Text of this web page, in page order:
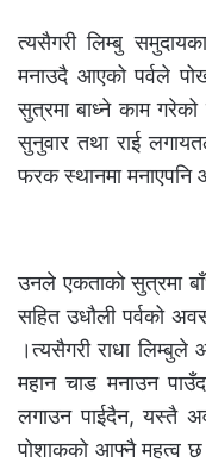
त्यसैगरी लिम्बु
मनाउदै आएको पर्वले
सुत्रमा बाध्ने काम
सुनुवार तथा राई
फरक स्थानमा मनाएपनि
उनले एकताको सुत्रमा
सहित उधौली पर्वको
।त्यसैगरी राधा
महान चाड मनाउन
लगाउन पाईदैन, यस्तै
पोशाकको आफ्नै महत्व